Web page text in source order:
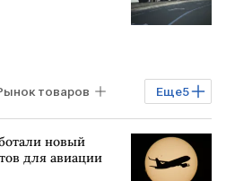
Еще5
товаров
РОССИЯ
новый
для авиации